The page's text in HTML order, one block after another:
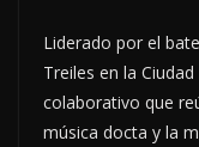
Liderado por el
Treiles en la
colaborativo que
música docta y la